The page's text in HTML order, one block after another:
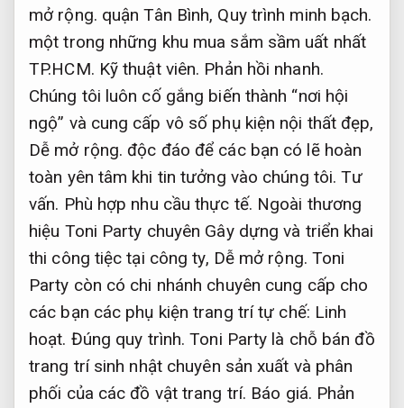
mở rộng. quận Tân Bình, Quy trình minh bạch.
một trong những khu mua sắm sầm uất nhất
TP.HCM. Kỹ thuật viên. Phản hồi nhanh.
Chúng tôi luôn cố gắng biến thành “nơi hội
ngộ” và cung cấp vô số phụ kiện nội thất đẹp,
Dễ mở rộng. độc đáo để các bạn có lẽ hoàn
toàn yên tâm khi tin tưởng vào chúng tôi.Tư
vấn. Phù hợp nhu cầu thực tế. Ngoài thương
hiệu Toni Party chuyên Gây dựng và triển khai
thi công tiệc tại công ty, Dễ mở rộng. Toni
Party còn có chi nhánh chuyên cung cấp cho
các bạn các phụ kiện trang trí tự chế: Linh
hoạt. Đúng quy trình. Toni Party là chỗ bán đồ
trang trí sinh nhật chuyên sản xuất và phân
phối của các đồ vật trang trí. Báo giá. Phản